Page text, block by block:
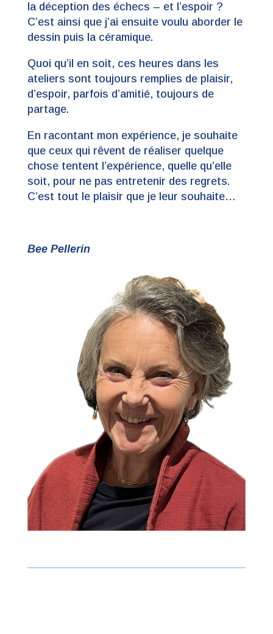
la déception des échecs – et l’espoir ?
C’est ainsi que j’ai ensuite voulu aborder le
dessin puis la céramique.
Quoi qu’il en soit, ces heures dans les
ateliers sont toujours remplies de plaisir,
d’espoir, parfois d’amitié, toujours de
partage.
En racontant mon expérience, je souhaite
que ceux qui rêvent de réaliser quelque
chose tentent l’expérience, quelle qu’elle
soit, pour ne pas entretenir des regrets.
C’est tout le plaisir que je leur souhaite…
Bee Pellerin